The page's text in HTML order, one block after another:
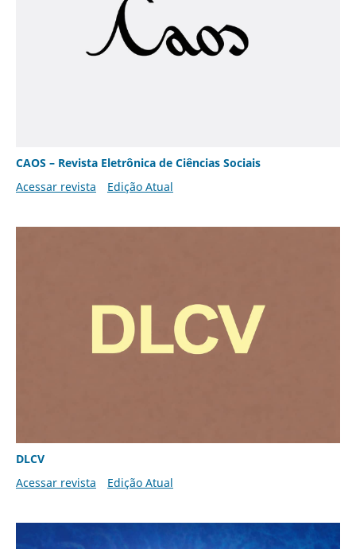
CAOS – Revista Eletrônica de Ciências Sociais
Acessar revista
Edição Atual
DLCV
Acessar revista
Edição Atual